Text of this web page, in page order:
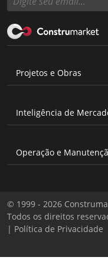
Projetos e Obras
Inteligência de
Operação e
© 1999 - 2026
Todos os direitos
| Política de Privacidade